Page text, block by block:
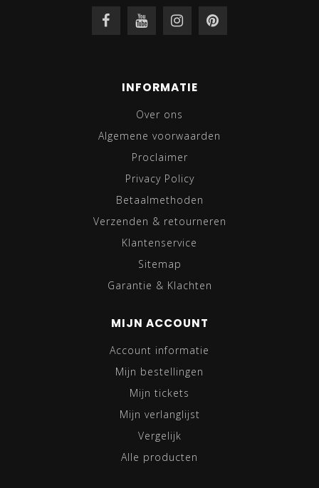
INFORMATIE
Over ons
Algemene voorwaarden
Proclaimer
Privacy Policy
Betaalmethoden
Verzenden & retourneren
Klantenservice
Sitemap
Garantie & Klachten
MIJN ACCOUNT
Account informatie
Mijn bestellingen
Mijn tickets
Mijn verlanglijst
Vergelijk
Alle producten